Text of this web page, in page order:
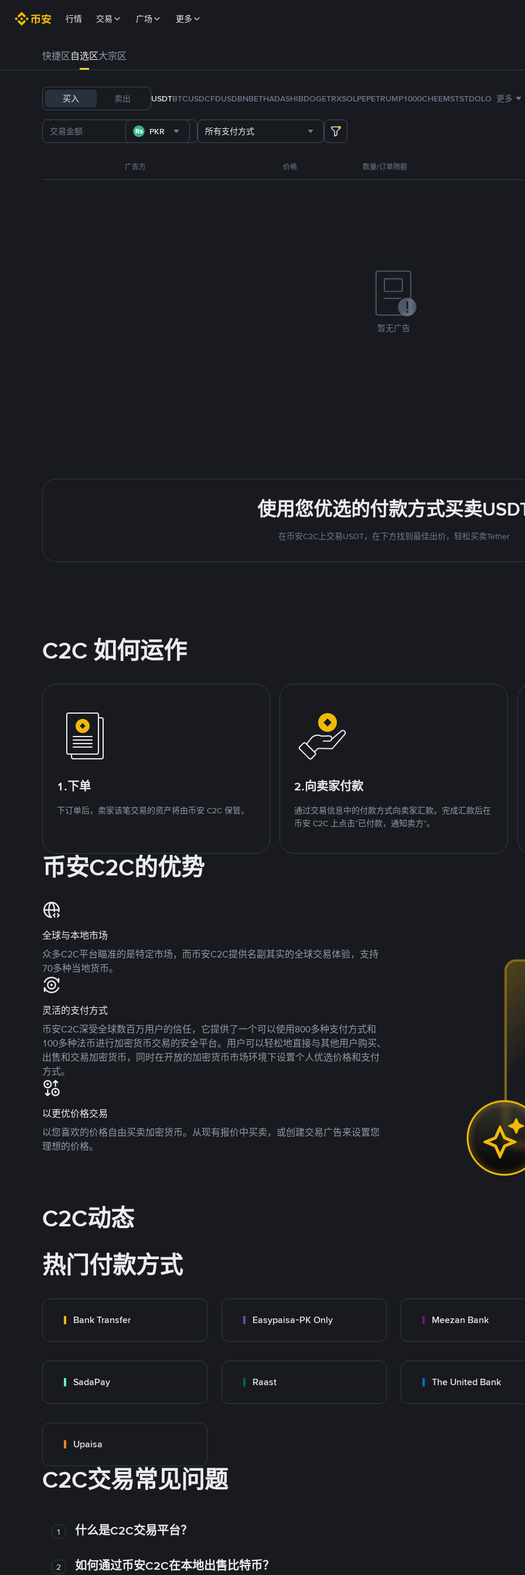
行情 交易 广场 更多
快捷区自选区大宗区
买入 卖出 USDTBTCUSDCFDUSDBNBETHADASHIBDOGETRXSOLPEPETRUMP1000CHEEMSTSTDOLO 更多
PKR 所有支付方式
广告方 价格 数量/订单限额
暂无广告
使用您优选的付款方式买卖
在币安C2C上交易USDT，在下方找到最佳出价，轻松买卖Tether
C2C 如何运作
1.下单
下订单后，卖家该笔交易的资产将由币安 C2C 保管。
2.向卖家付款
通过交易信息中的付款方式向卖家汇款。完成汇款后在
币安 C2C 上点击“已付款，通知卖方”。
币安C2C的优势
全球与本地市场
众多C2C平台瞄准的是特定市场，而币安C2C提供名副其实的全球交易体验，支持
70多种当地货币。
灵活的支付方式
币安C2C深受全球数百万用户的信任，它提供了一个可以使用800多种支付方式和
100多种法币进行加密货币交易的安全平台。用户可以轻松地直接与其他用户购买、
出售和交易加密货币，同时在开放的加密货币市场环境下设置个人优选价格和支付
方式。
以更优价格交易
以您喜欢的价格自由买卖加密货币。从现有报价中买卖，或创建交易广告来设置您
理想的价格。
C2C动态
热门付款方式
Bank Transfer Easypaisa-PK Only Meezan Bank
SadaPay Raast The United Bank
Upaisa
C2C交易常见问题
1 什么是C2C交易平台？
2 如何通过币安C2C在本地出售比特币？